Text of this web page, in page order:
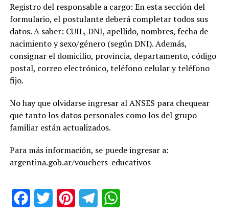
Registro del responsable a cargo: En esta sección del
formulario, el postulante deberá completar todos sus
datos. A saber: CUIL, DNI, apellido, nombres, fecha de
nacimiento y sexo/género (según DNI). Además,
consignar el domicilio, provincia, departamento, código
postal, correo electrónico, teléfono celular y teléfono
fijo.
No hay que olvidarse ingresar al ANSES para chequear
que tanto los datos personales como los del grupo
familiar están actualizados.
Para más información, se puede ingresar a:
argentina.gob.ar/vouchers-educativos
FacebookTwitter PinterestTelegram